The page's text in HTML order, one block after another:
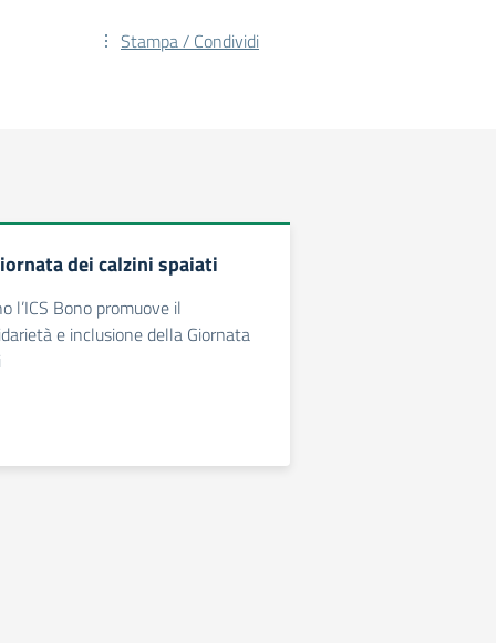
Stampa / Condividi
dei calzini spaiati
l’ICS Bono promuove il
e inclusione della Giornata